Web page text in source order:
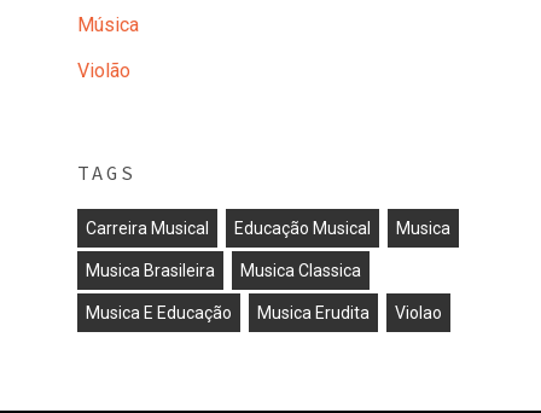
Música
Violão
TAGS
Carreira Musical Educação Musical Musica
Musica Brasileira Musica Classica
Musica E Educação Musica Erudita Violao